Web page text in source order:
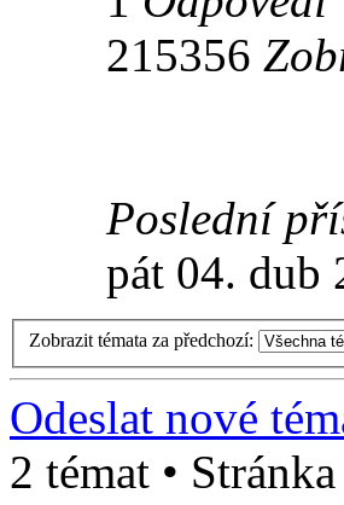
215356
Poslední
pát 04. dub
Zobrazit témata za předchozí:
Odeslat nové
2 témat • Stránka